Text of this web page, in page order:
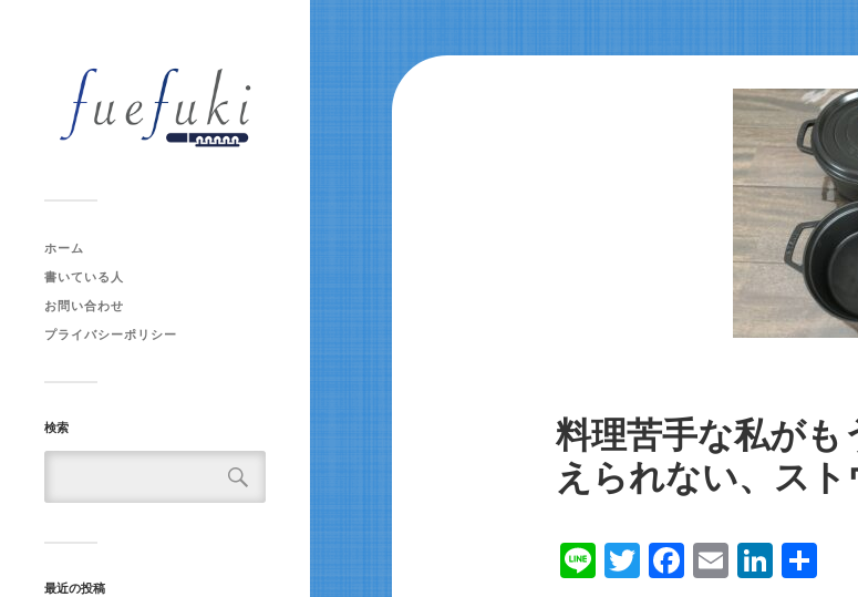
ホーム
書いている人
お問い合わせ
プライバシーポリシー
検索
最近の投稿
料理苦手な私が
えられない、ス
LineTwitterFacebook
Email